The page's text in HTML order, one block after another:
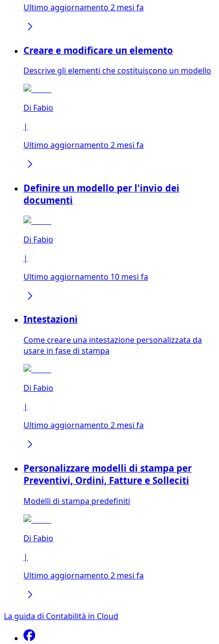
Ultimo aggiornamento 2 mesi fa
Creare e modificare un elemento
Descrive gli elementi che costituiscono un modello
Di Fabio
|
Ultimo aggiornamento 2 mesi fa
Definire un modello per l'invio dei
documenti
Di Fabio
|
Ultimo aggiornamento 10 mesi fa
Intestazioni
Come creare una intestazione personalizzata da
usare in fase di stampa
Di Fabio
|
Ultimo aggiornamento 2 mesi fa
Personalizzare modelli di stampa per
Preventivi, Ordini, Fatture e Solleciti
Modelli di stampa predefiniti
Di Fabio
|
Ultimo aggiornamento 2 mesi fa
La guida di Contabilità in Cloud